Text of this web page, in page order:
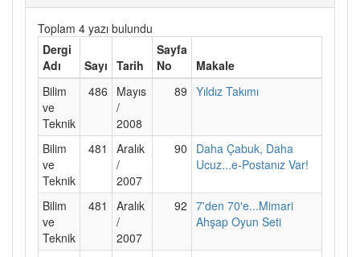
Toplam 4 yazı bulundu
Dergi
Adı
Sayı Tarih
Sayfa
No
Makale
Bilim
ve
Teknik
486
Mayıs
/
2008
89 Yıldız Takımı
Bilim
ve
Teknik
481
Aralık
/
2007
90
Daha Çabuk, Daha
Ucuz...e-Postanız Var!
Bilim
ve
Teknik
481
Aralık
/
2007
92 7'den 70'e...Mimari
Ahşap Oyun Seti